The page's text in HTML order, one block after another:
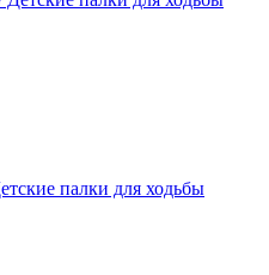
палки для ходьбы